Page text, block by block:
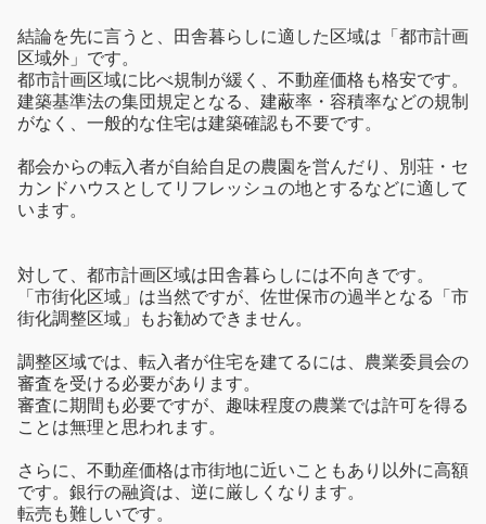
結論を先に言うと、田舎暮らしに適した区域は「都市計画
区域外」です。
都市計画区域に比べ規制が緩く、不動産価格も格安です。
建築基準法の集団規定となる、建蔽率・容積率などの規制
がなく、一般的な住宅は建築確認も不要です。
都会からの転入者が自給自足の農園を営んだり、別荘・セ
カンドハウスとしてリフレッシュの地とするなどに適して
います。
対して、都市計画区域は田舎暮らしには不向きです。
「市街化区域」は当然ですが、佐世保市の過半となる「市
街化調整区域」もお勧めできません。
調整区域では、転入者が住宅を建てるには、農業委員会の
審査を受ける必要があります。
審査に期間も必要ですが、趣味程度の農業では許可を得る
ことは無理と思われます。
さらに、不動産価格は市街地に近いこともあり以外に高額
です。銀行の融資は、逆に厳しくなります。
転売も難しいです。